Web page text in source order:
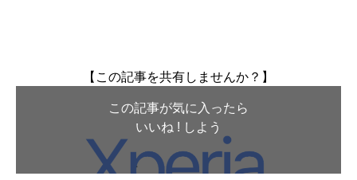
【この記事を共有しませんか？】
この記事が気に入ったら
いいね ! しよう